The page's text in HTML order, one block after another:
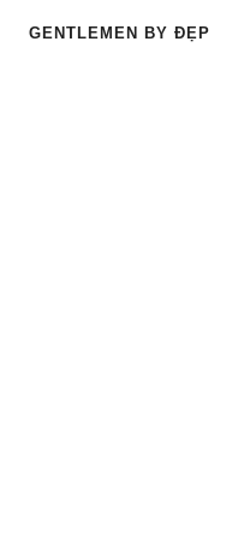
GENTLEMEN BY ĐẸP